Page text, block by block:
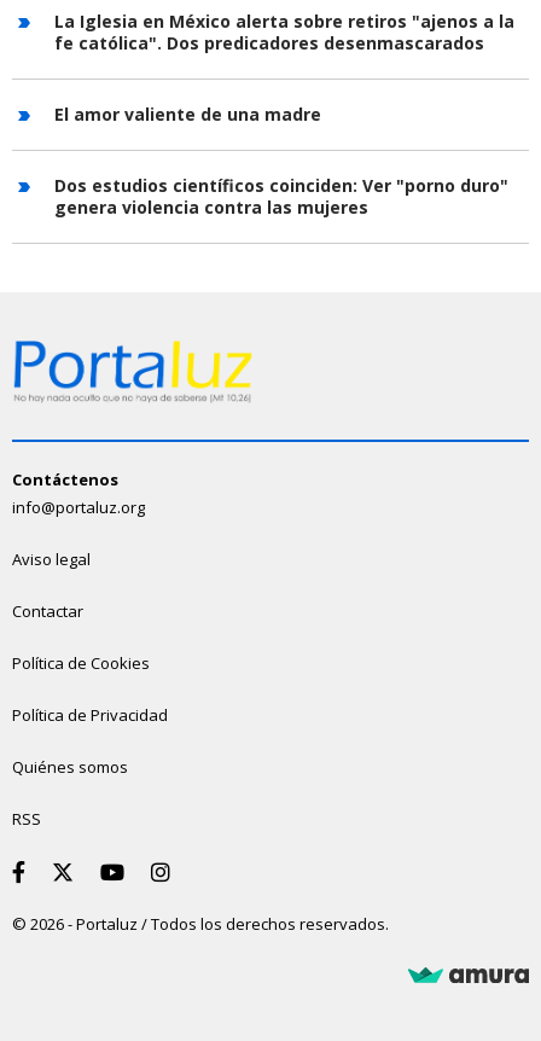
La Iglesia en México alerta sobre retiros "ajenos a la
fe católica". Dos predicadores desenmascarados
El amor valiente de una madre
Dos estudios científicos coinciden: Ver "porno duro"
genera violencia contra las mujeres
Contáctenos
info@portaluz.org
Aviso legal
Contactar
Política de Cookies
Política de Privacidad
Quiénes somos
RSS
© 2026 - Portaluz / Todos los derechos reservados.